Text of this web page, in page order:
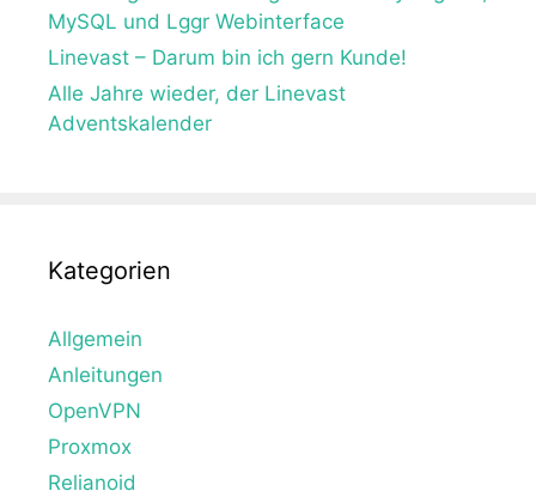
MySQL und Lggr Webinterface
Linevast – Darum bin ich gern Kunde!
Alle Jahre wieder, der Linevast
Adventskalender
Kategorien
Allgemein
Anleitungen
OpenVPN
Proxmox
Relianoid